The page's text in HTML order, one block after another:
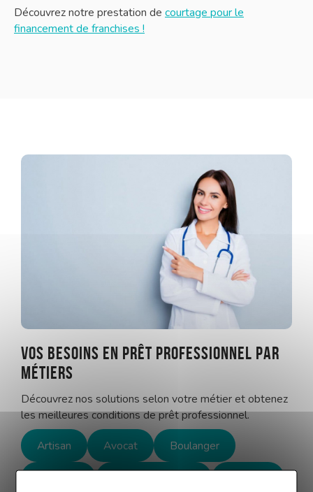
Découvrez notre prestation de courtage pour le
financement de franchises !
Vos besoins en prêt professionnel par
métiers
Découvrez nos solutions selon votre métier et obtenez
les meilleures conditions de prêt professionnel.
Artisan
Avocat Boulanger